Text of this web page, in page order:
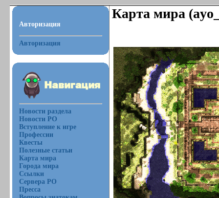
Авторизация
Авторизация
Новости раздела
Новости РО
Вступление к игре
Профессии
Квесты
Полезные статьи
Карта мира
Города мира
Ссылки
Сервера РО
Пресса
Карта мира